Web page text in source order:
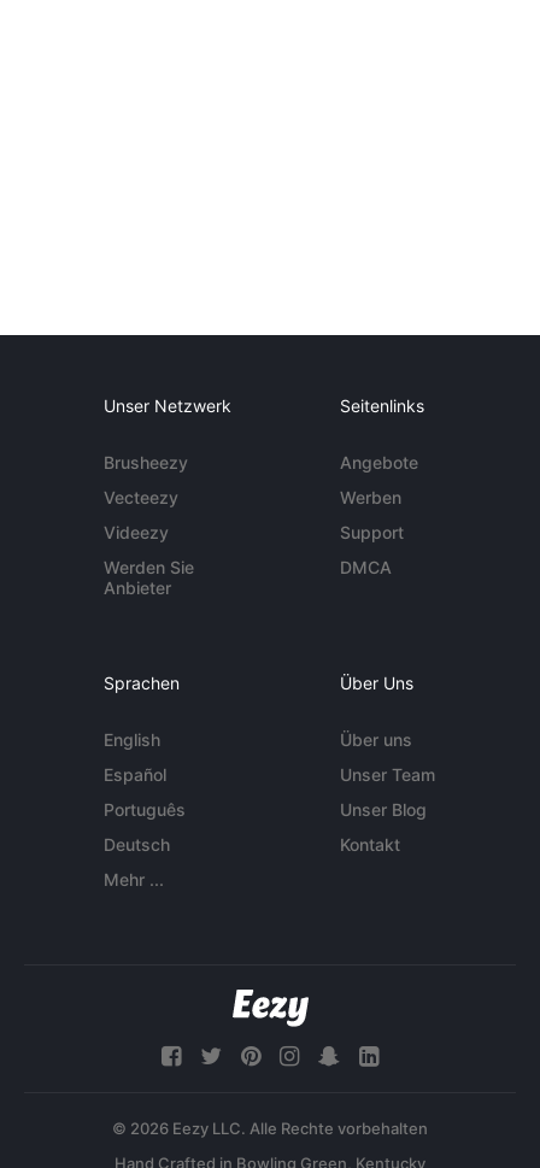
Unser Netzwerk
Brusheezy
Vecteezy
Videezy
Werden Sie
Anbieter
Seitenlinks
Angebote
Werben
Support
DMCA
Sprachen
English
Español
Português
Deutsch
Mehr ...
Über Uns
Über uns
Unser Team
Unser Blog
Kontakt
© 2026 Eezy LLC. Alle Rechte vorbehalten